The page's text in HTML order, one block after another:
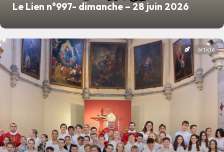
Le Lien n°997- dimanche – 28 juin 2026
article